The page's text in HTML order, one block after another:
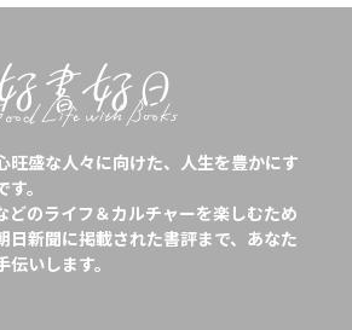
旺盛な人々に向けた、人生を豊かにす
。
どのライフ＆カルチャーを楽しむため
日新聞に掲載された書評まで、あなた
いします。